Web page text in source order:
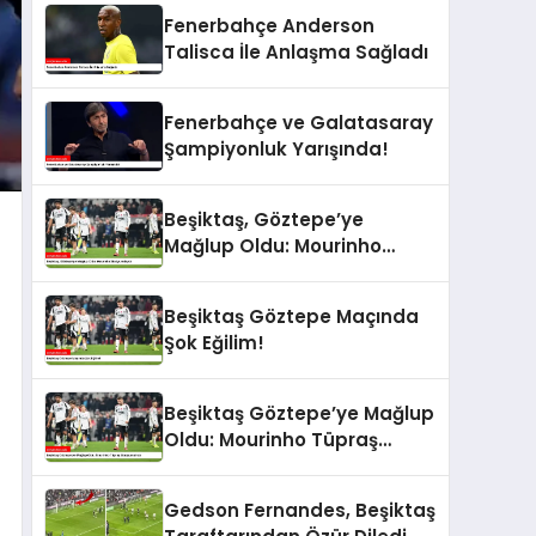
Fenerbahçe Anderson
Talisca İle Anlaşma Sağladı
Fenerbahçe ve Galatasaray
Şampiyonluk Yarışında!
Beşiktaş, Göztepe’ye
Mağlup Oldu: Mourinho
Beşiktaş Göztepe Maçında
Şok Eğilim!
Beşiktaş Göztepe’ye Mağlup
Oldu: Mourinho Tüpraş
Gedson Fernandes, Beşiktaş